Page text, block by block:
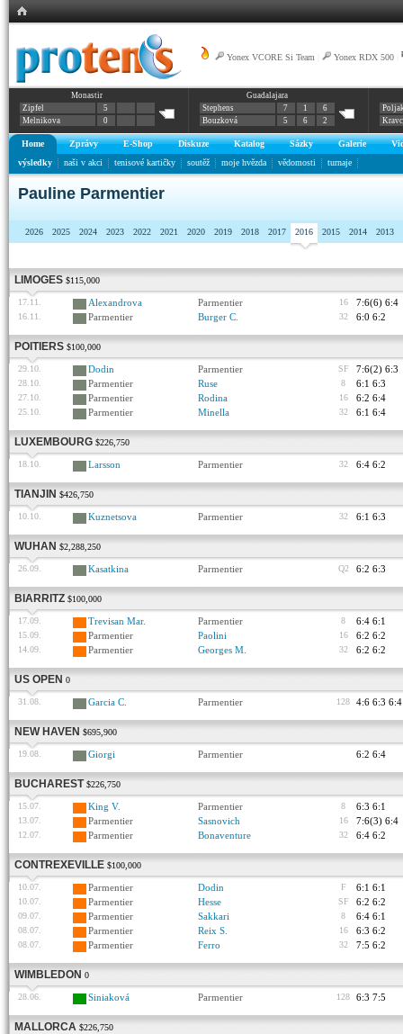
Yonex VCORE Si Team Yonex RDX 500
Monastir
Zipfel
5
Melnikova
0
Guadalajara
Stephens
7 1
6
Bouzková
5 6 2
Home Zprávy E-Shop Diskuze Katalog Sázky Galerie
výsledky
naši v akci tenisové kartičky soutěž moje hvězda vědomosti turnaje
Pauline Parmentier
2026 2025 2024 2023 2022 2021 2020 2019 2018 2017 2016 2015 2014 2013
LIMOGES $115,000
17.11. Alexandrova Parmentier 16 7:6(6) 6:4
16.11. Parmentier Burger C. 32 6:0 6:2
POITIERS $100,000
29.10. Dodin Parmentier SF 7:6(2) 6:3
28.10. Parmentier Ruse 8 6:1 6:3
27.10. Parmentier Rodina 16 6:2 6:4
25.10. Parmentier Minella 32 6:1 6:4
LUXEMBOURG $226,750
18.10. Larsson Parmentier 32 6:4 6:2
TIANJIN $426,750
10.10. Kuznetsova Parmentier 32 6:1 6:3
WUHAN $2,288,250
26.09. Kasatkina Parmentier Q2 6:2 6:3
BIARRITZ $100,000
17.09. Trevisan Mar. Parmentier 8 6:4 6:1
15.09. Parmentier Paolini 16 6:2 6:2
14.09. Parmentier Georges M. 32 6:2 6:2
US OPEN 0
31.08. Garcia C. Parmentier 128 4:6 6:3 6:4
NEW HAVEN $695,900
19.08. Giorgi Parmentier 6:2 6:4
BUCHAREST $226,750
15.07. King V. Parmentier 8 6:3 6:1
13.07. Parmentier Sasnovich 16 7:6(3) 6:4
12.07. Parmentier Bonaventure 32 6:4 6:2
CONTREXEVILLE $100,000
10.07. Parmentier Dodin F 6:1 6:1
10.07. Parmentier Hesse SF 6:2 6:2
09.07. Parmentier Sakkari 8 6:4 6:1
08.07. Parmentier Reix S. 16 6:3 6:2
08.07. Parmentier Ferro 32 7:5 6:2
WIMBLEDON 0
28.06. Siniaková Parmentier 128 6:3 7:5
MALLORCA $226,750